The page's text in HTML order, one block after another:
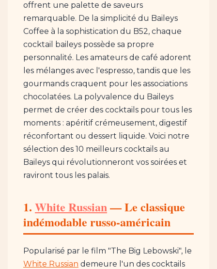
offrent une palette de saveurs
remarquable. De la simplicité du Baileys
Coffee à la sophistication du B52, chaque
cocktail baileys possède sa propre
personnalité. Les amateurs de café adorent
les mélanges avec l'espresso, tandis que les
gourmands craquent pour les associations
chocolatées. La polyvalence du Baileys
permet de créer des cocktails pour tous les
moments : apéritif crémeusement, digestif
réconfortant ou dessert liquide. Voici notre
sélection des 10 meilleurs cocktails au
Baileys qui révolutionneront vos soirées et
raviront tous les palais.
1. White Russian— Le classique
indémodable russo-américain
Popularisé par le film "The Big Lebowski", le
White Russian demeure l'un des cocktails